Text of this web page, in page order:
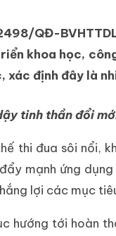
QĐ-
khoa học,
xác định đây là
tinh thần đổi
thi đua sôi nổi,
mạnh ứng
lợi các mục
hướng tới hoàn